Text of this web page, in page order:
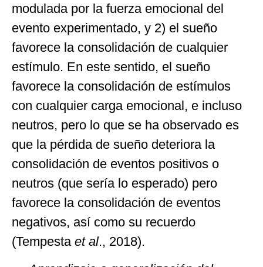
modulada por la fuerza emocional del
evento experimentado, y 2) el sueño
favorece la consolidación de cualquier
estímulo. En este sentido, el sueño
favorece la consolidación de estímulos
con cualquier carga emocional, e incluso
neutros, pero lo que se ha observado es
que la pérdida de sueño deteriora la
consolidación de eventos positivos o
neutros (que sería lo esperado) pero
favorece la consolidación de eventos
negativos, así como su recuerdo
(Tempesta et al., 2018).